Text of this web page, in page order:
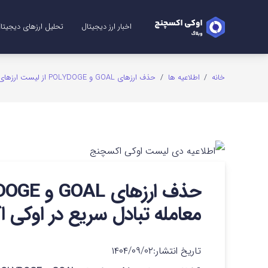
اخبار ارز دیجیتال تحلیل ارزهای
خانه / اطلاعیه ها / حذف ارزهای GOAL و POLYDOGE از لیست ارزهای قابل معامله تبادل سریع در اوکی اکسچنج
معامله تبادل سریع در
تاریخ انتشار:۱۴۰۴/۰۹/۰۲